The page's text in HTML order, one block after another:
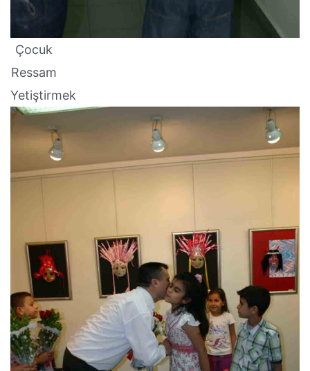
Çocuk
Ressam
Yetiştirmek